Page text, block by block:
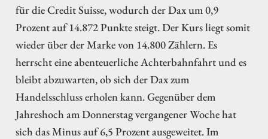
für die Credit Suisse, wodurch der Dax um 0,9
Prozent auf 14.872 Punkte steigt. Der Kurs liegt somit
wieder über der Marke von 14.800 Zählern. Es
herrscht eine abenteuerliche Achterbahnfahrt und es
bleibt abzuwarten, ob sich der Dax zum
Handelsschluss erholen kann. Gegenüber dem
Jahreshoch am Donnerstag vergangener Woche hat
sich das Minus auf 6,5 Prozent ausgeweitet. Im